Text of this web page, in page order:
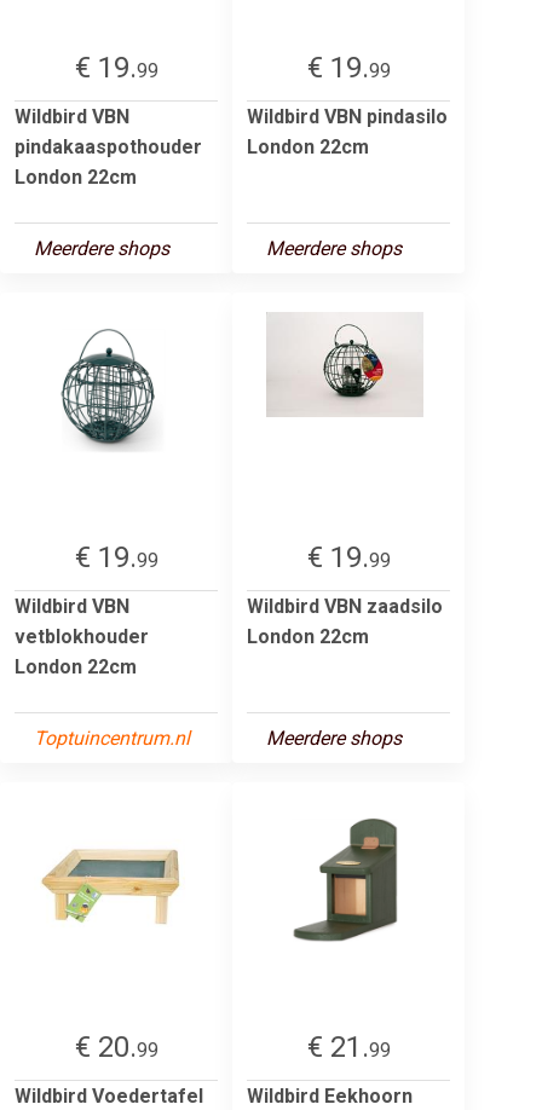
€ 19.99
Wildbird VBN
pindakaaspothouder
London 22cm
Meerdere shops
€ 19.99
Wildbird VBN pindasilo
London 22cm
Meerdere shops
€ 19.99
Wildbird VBN
vetblokhouder
London 22cm
Toptuincentrum.nl
€ 19.99
Wildbird VBN zaadsilo
London 22cm
Meerdere shops
€ 20.99
Wildbird Voedertafel
€ 21.99
Wildbird Eekhoorn